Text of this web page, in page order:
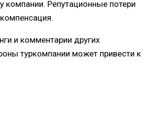
Репутационные потери
и комментарии других
туркомпании может привести к